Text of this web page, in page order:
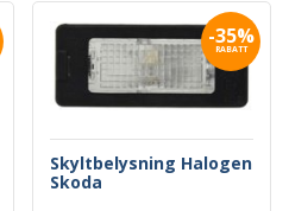
-35%
RABATT
Skyltbelysning Halogen
Skoda